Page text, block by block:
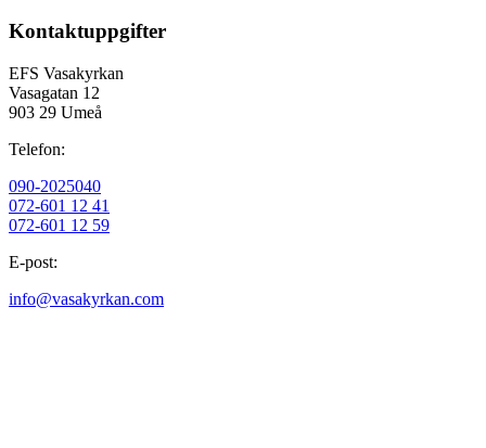
Kontaktuppgifter
EFS Vasakyrkan
Vasagatan 12
903 29 Umeå
Telefon:
090-2025040
072-601 12 41
072-601 12 59
E-post:
info@vasakyrkan.com